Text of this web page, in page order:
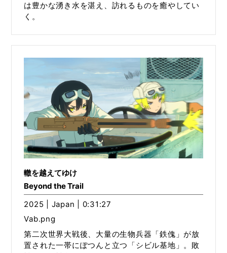
は豊かな湧き水を湛え、訪れるものを癒やしてい
く。
轍を越えてゆけ
Beyond the Trail
2025 | Japan | 0:31:27
Vab.png
第二次世界大戦後、大量の生物兵器「鉄傀」が放
置された一帯にぽつんと立つ「シビル基地」。敗